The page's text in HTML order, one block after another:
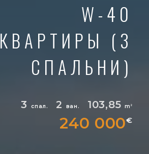
W-40
КВАРТИРЫ (3
СПАЛЬНИ)
3 спал. 2 ван. 103,85m2
240 000€